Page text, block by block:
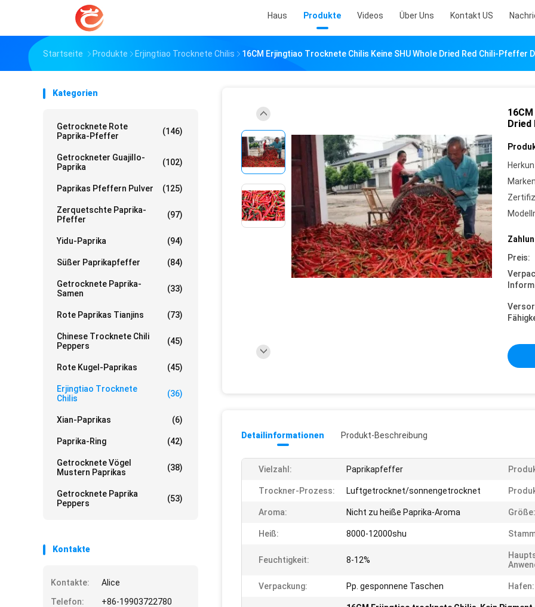
Haus Produkte Videos Über Uns Kontakt US
Startseite Produkte Erjingtiao Trocknete Chilis 16CM Erjingtiao Trocknete Chilis Keine SHU Whole Dried Red Chili-Pfeffer
Kategorien
Getrocknete Rote
Paprika-Pfeffer
(146)
Getrockneter Guajillo-
Paprika
(102)
Paprikas Pfeffern Pulver (125)
Zerquetschte Paprika-
Pfeffer
(97)
Yidu-Paprika (94)
Süßer Paprikapfeffer (84)
Getrocknete Paprika-
Samen
(33)
Rote Paprikas Tianjins (73)
Chinese Trocknete Chili
Peppers
(45)
Rote Kugel-Paprikas (45)
Erjingtiao Trocknete
Chilis
(36)
Xian-Paprikas (6)
Paprika-Ring (42)
Getrocknete Vögel
Mustern Paprikas
(38)
Getrocknete Paprika
Peppers
(53)
Kontakte
Kontakte:
Alice
Telefon:
+86-19903722780
Dried
Preis:
Detailinformationen Produkt-Beschreibung
Vielzahl: Paprikapfeffer
Trockner-Prozess: Luftgetrocknet/sonnengetrocknet
Aroma: Nicht zu heiße Paprika-Aroma Größe:
Heiß: 8000-12000shu
Feuchtigkeit: 8-12%
Verpackung: Pp. gesponnene Taschen Hafen: